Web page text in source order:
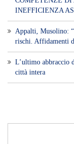
INEFFICIENZA
​Appalti, Musolino:
rischi. Affidamenti
L’ultimo abbraccio
città intera